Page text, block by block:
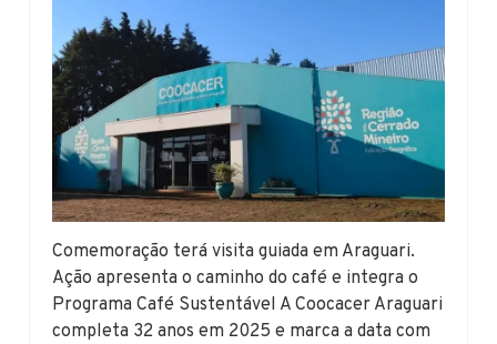
Comemoração terá visita guiada em Araguari.
Ação apresenta o caminho do café e integra o
Programa Café Sustentável A Coocacer Araguari
completa 32 anos em 2025 e marca a data com